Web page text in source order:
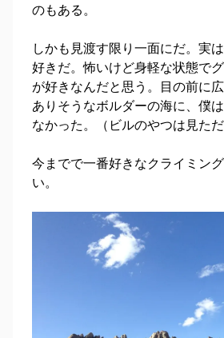
のもある。
しかも見渡す限り一面にだ。実
好きだ。怖いけど身軽な状態で
が好きなんだと思う。目の前に
ありそうなボルダーの海に、僕
なかった。（ビルのやつは見ただ
今までで一番好きなクライミン
い。